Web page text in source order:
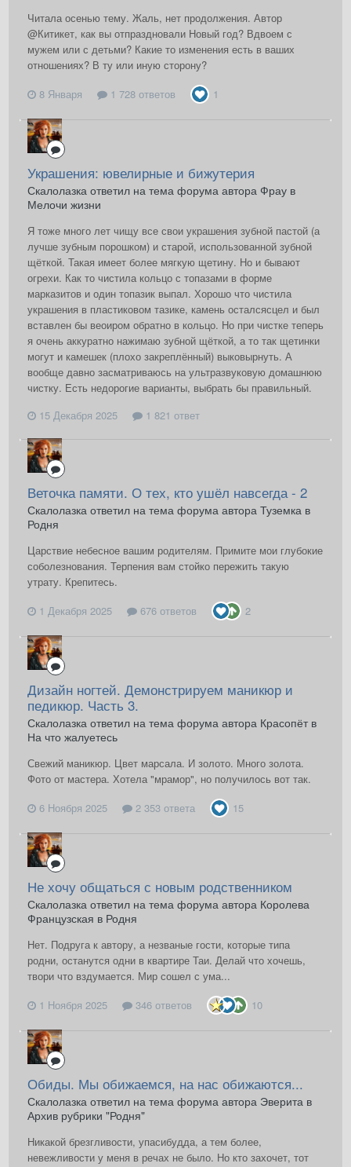
Читала осенью тему. Жаль, нет продолжения. Автор
@Китикет, как вы отпраздновали Новый год? Вдвоем с
мужем или с детьми? Какие то изменения есть в ваших
отношениях? В ту или иную сторону?
8 Января
1 728 ответов 1
Украшения: ювелирные и бижутерия
Скалолазка ответил на тема форума автора Фрау в
Мелочи жизни
Я тоже много лет чищу все свои украшения зубной пастой (а
лучше зубным порошком) и старой, использованной зубной
щёткой. Такая имеет более мягкую щетину. Но и бывают
огрехи. Как то чистила кольцо с топазами в форме
марказитов и один топазик выпал. Хорошо что чистила
украшения в пластиковом тазике, камень осталсясцел и был
вставлен бы веоиром обратно в кольцо. Но при чистке теперь
я очень аккуратно нажимаю зубной щёткой, а то так щетинки
могут и камешек (плохо закреплённый) выковырнуть. А
вообще давно засматриваюсь на ультразвуковую домашнюю
чистку. Есть недорогие варианты, выбрать бы правильный.
15 Декабря 2025
1 821 ответ
Веточка памяти. О тех, кто ушёл навсегда - 2
Скалолазка ответил на тема форума автора Туземка в
Родня
Царствие небесное вашим родителям. Примите мои глубокие
соболезнования. Терпения вам стойко пережить такую
утрату. Крепитесь.
1 Декабря 2025
676 ответов 2
Дизайн ногтей. Демонстрируем маникюр и
педикюр. Часть 3.
Скалолазка ответил на тема форума автора Красопёт в
На что жалуетесь
Свежий маникюр. Цвет марсала. И золото. Много золота.
Фото от мастера. Хотела "мрамор", но получилось вот так.
6 Ноября 2025
2 353 ответа 15
Не хочу общаться с новым родственником
Скалолазка ответил на тема форума автора Королева
Французская в Родня
Нет. Подруга к автору, а незваные гости, которые типа
родни, останутся одни в квартире Таи. Делай что хочешь,
твори что вздумается. Мир сошел с ума...
1 Ноября 2025
346 ответов 10
Обиды. Мы обижаемся, на нас обижаются...
Скалолазка ответил на тема форума автора Эверита в
Архив рубрики "Родня"
Никакой брезгливости, упасибудда, а тем более,
невежливости у меня в речах не было. Но кто захочет, тот